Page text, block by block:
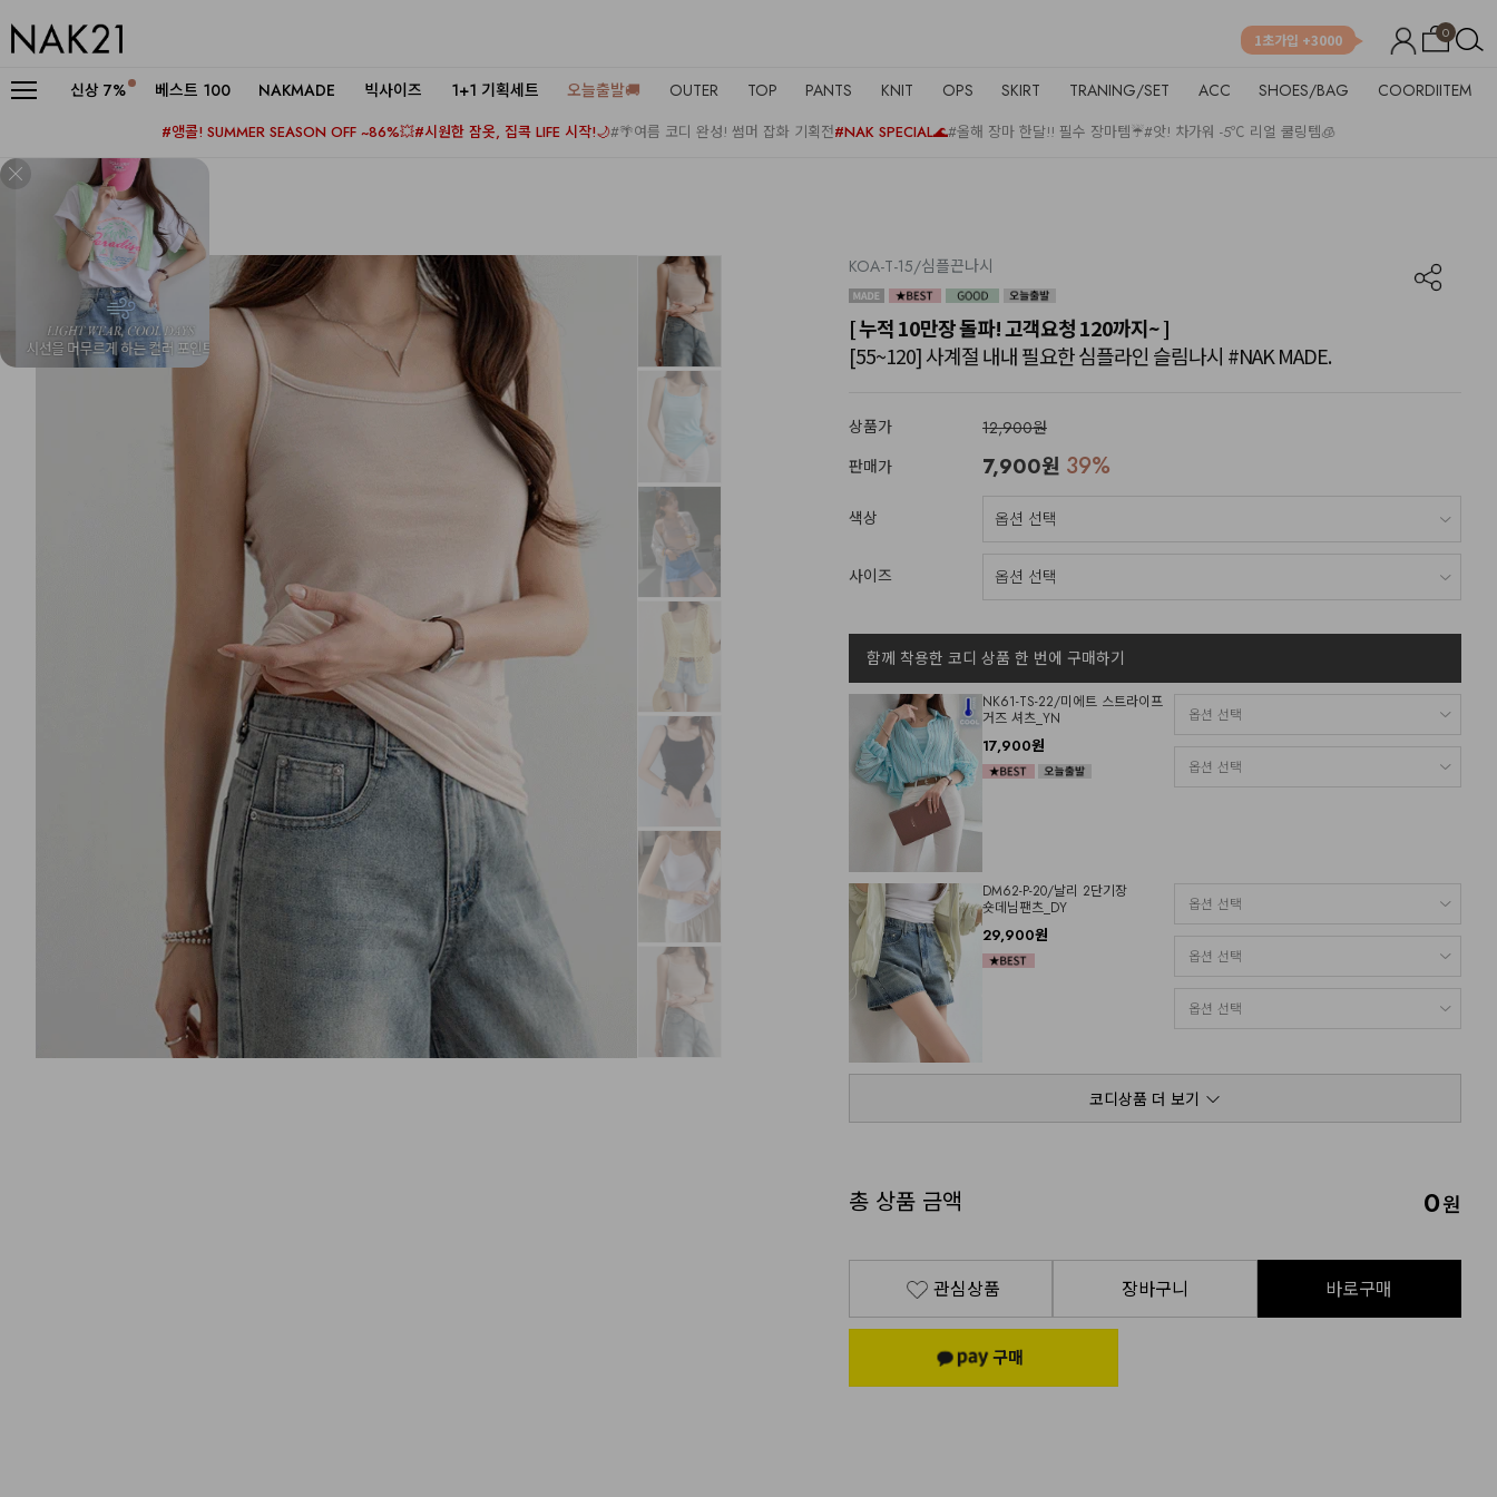
0
1초가입 +3000
신상 7% 베스트 100 NAKMADE 빅사이즈 1+1 기획세트 오늘출발🚚 OUTER TOP PANTS KNIT OPS SKIRT TRANING/SET ACC SHOES/BAG COORDIITEM
#앵콜! SUMMER SEASON OFF ~86%💥#시원한 잠옷, 집콕 LIFE 시작!🌙#🌴여름 코디 완성! 썸머 잡화 기획전#NAK SPECIAL🌊#올해 장마 한달!! 필수 장마템☔#앗! 차가워 -5℃ 리얼 쿨링템🧊
KOA-T-15/심플끈나시
[ 누적 10만장 돌파! 고객요청 120까지~ ]
[55~120] 사계절 내내 필요한 심플라인 슬림나시 #NAK MADE.
상품가
12,900원
판매가
7,900원 39%
색상
사이즈
함께 착용한 코디 상품 한 번에 구매하기
NK61-TS-22/미에트 스트라이프
거즈 셔츠_YN
17,900원
DM62-P-20/날리 2단기장
숏데님팬츠_DY
29,900원
코디상품 더 보기
총 상품 금액 0원
관심상품 장바구니 바로구매